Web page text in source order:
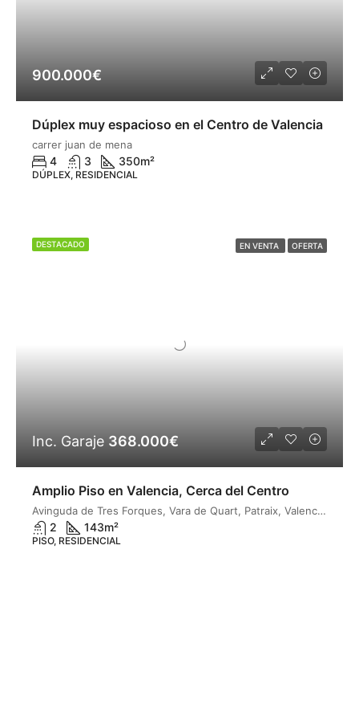
900.000€
Dúplex muy espacioso en el Centro de Valencia
carrer juan de mena
4 3 350m²
DÚPLEX, RESIDENCIAL
DESTACADO EN VENTA OFERTA
Inc. Garaje 368.000€
Amplio Piso en Valencia, Cerca del Centro
Avinguda de Tres Forques, Vara de Quart, Patraix, Valencia, Comarca de València, Valencia, Valencian Community, 46014, Spain
2 143m²
PISO, RESIDENCIAL